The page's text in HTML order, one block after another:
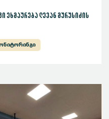
ეხმაურება ლევან მურუსიძის